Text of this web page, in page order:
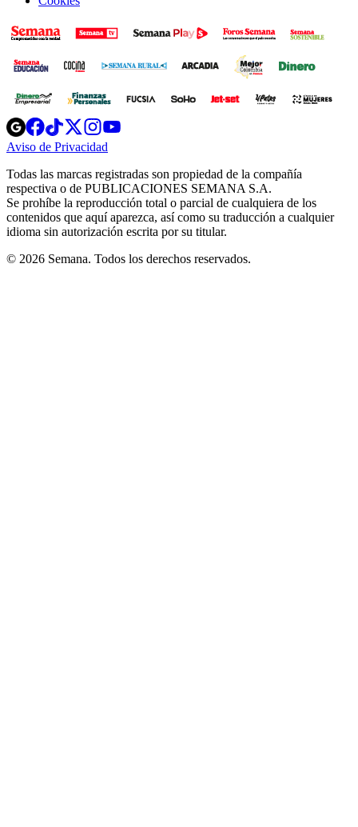
Opens
in
new
Opens
in
new
Opens
in
new
window
Opens
new
windowwindow
Aviso de Privacidad
new
window
Todas las marcas registradas son propiedad de la compañía
respectiva o de PUBLICACIONES SEMANA S.A.
Se prohíbe la reproducción total o parcial de cualquiera de los
contenidos que aquí aparezca, así como su traducción a cualquier
idioma sin autorización escrita por su titular.
© 2026 Semana. Todos los derechos reservados.